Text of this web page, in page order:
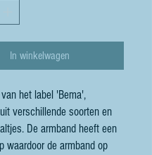
In winkelwagen
het label 'Bema',
verschillende soorten en
De armband heeft een
waardoor de armband op